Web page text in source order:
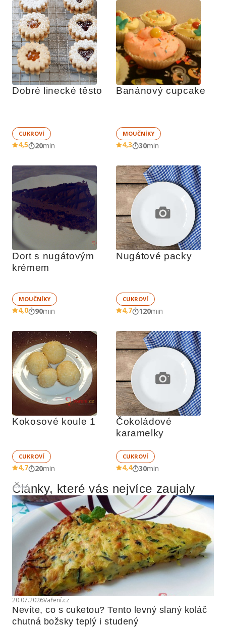
Dobré linecké těsto
CUKROVÍ
4,5 20min
Banánový cupcake
MOUČNÍKY
4,3 30min
Dort s nugátovým
krémem
MOUČNÍKY
4,0 90min
Nugátové packy
CUKROVÍ
4,7 120min
Kokosové koule 1
CUKROVÍ
4,7 20min
Čokoládové
karamelky
CUKROVÍ
4,4 30min
Reklama
Články, které vás nejvíce zaujaly
20.07.2026Vaření.cz
Nevíte, co s cuketou? Tento levný slaný koláč
chutná božsky teplý i studený